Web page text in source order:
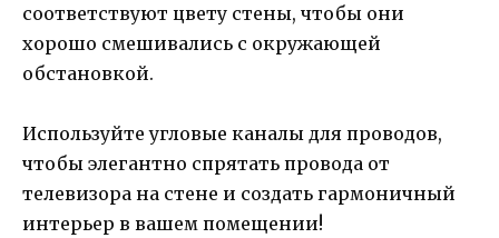
соответствуют цвету стены, чтобы они
хорошо смешивались с окружающей
обстановкой.
Используйте угловые каналы для проводов,
чтобы элегантно спрятать провода от
телевизора на стене и создать гармоничный
интерьер в вашем помещении!